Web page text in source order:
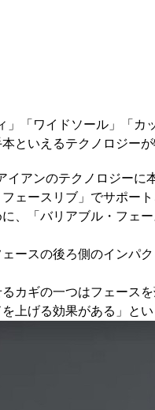
「ワイドソール」「
といえるテクノロジーが
イアンのテクノロジー
ェースリブ」でサポート
、「バリアブル・フェ
ースの後ろ側のインパ
カギの一つはフェー
上げる効果がある」とい